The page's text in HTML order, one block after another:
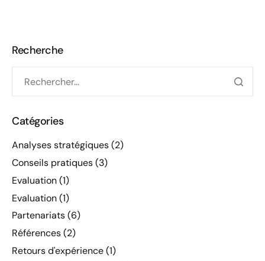
Recherche
Catégories
Analyses stratégiques(2)
Conseils pratiques(3)
Evaluation(1)
Evaluation(1)
Partenariats(6)
Références(2)
Retours d'expérience(1)